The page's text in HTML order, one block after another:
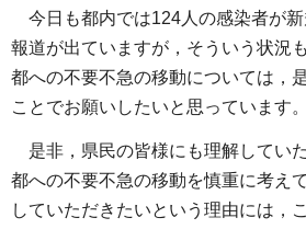
今日も都内では124人の感染者が新
報道が出ていますが，そういう状況
都への不要不急の移動については，
ことでお願いしたいと思っています。
是非，県民の皆様にも理解してい
都への不要不急の移動を慎重に考え
していただきたいという理由には，